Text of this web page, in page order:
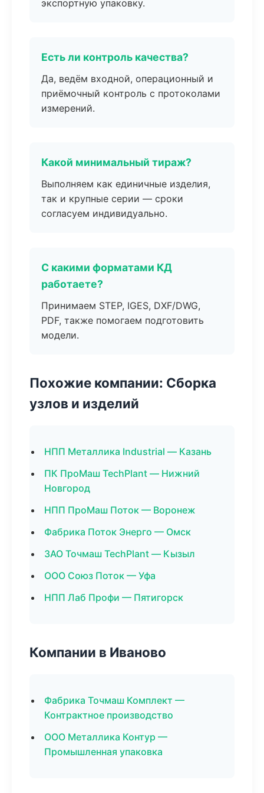
экспортную упаковку.
Есть ли контроль качества?
Да, ведём входной, операционный и
приёмочный контроль с протоколами
измерений.
Какой минимальный тираж?
Выполняем как единичные изделия,
так и крупные серии — сроки
согласуем индивидуально.
С какими форматами КД
работаете?
Принимаем STEP, IGES, DXF/DWG,
PDF, также помогаем подготовить
модели.
Похожие компании: Сборка
узлов и изделий
НПП Металлика Industrial — Казань
ПК ПроМаш TechPlant — Нижний
Новгород
НПП ПроМаш Поток — Воронеж
Фабрика Поток Энерго — Омск
ЗАО Точмаш TechPlant — Кызыл
ООО Союз Поток — Уфа
НПП Лаб Профи — Пятигорск
Компании в Иваново
Фабрика Точмаш Комплект —
Контрактное производство
ООО Металлика Контур —
Промышленная упаковка